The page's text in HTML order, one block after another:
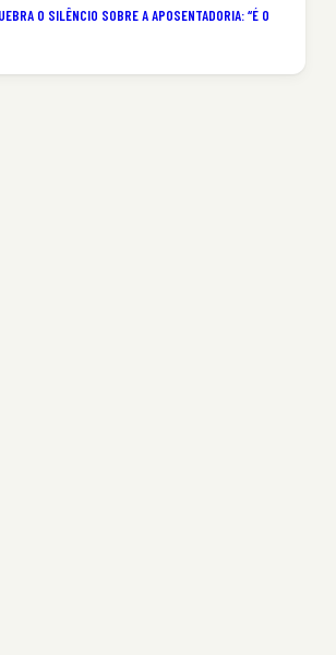
O SILÊNCIO SOBRE A APOSENTADORIA: “É O